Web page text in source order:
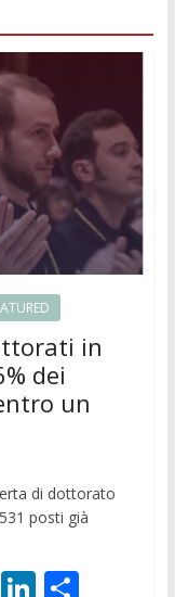
in
dei
un
di dottorato
posti già
Li C